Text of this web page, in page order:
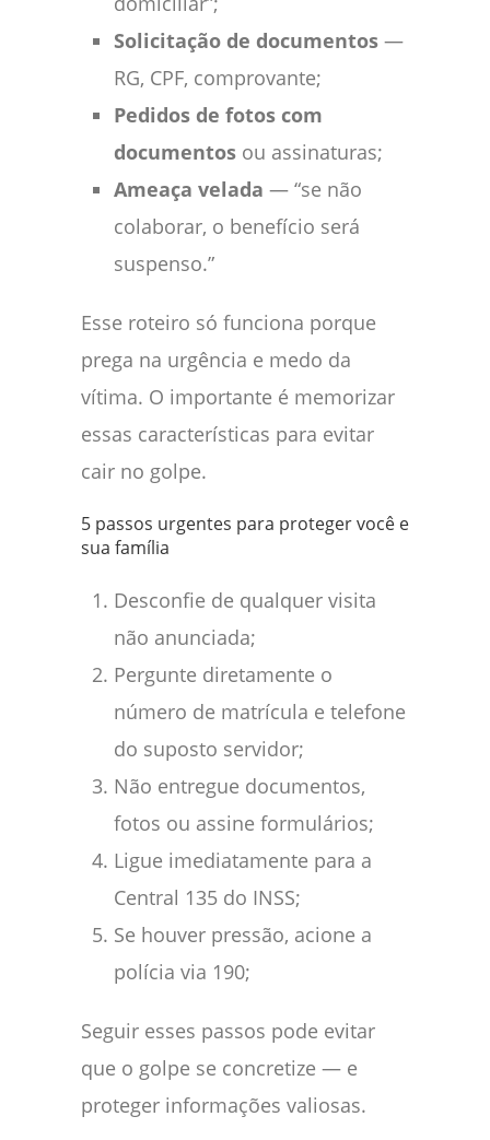
Solicitação de documentos —
RG, CPF, comprovante;
Pedidos de fotos com
documentos ou assinaturas;
Ameaça velada — “se não
colaborar, o benefício será
suspenso.”
Esse roteiro só funciona porque
prega na urgência e medo da
vítima. O importante é memorizar
essas características para evitar
cair no golpe.
5 passos urgentes para proteger você e
sua família
Desconfie de qualquer visita
não anunciada;
Pergunte diretamente o
número de matrícula e telefone
do suposto servidor;
Não entregue documentos,
fotos ou assine formulários;
Ligue imediatamente para a
Central 135 do INSS;
Se houver pressão, acione a
polícia via 190;
Seguir esses passos pode evitar
que o golpe se concretize — e
proteger informações valiosas.